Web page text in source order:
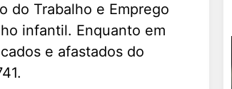
do Trabalho e Emprego
infantil. Enquanto em
e afastados do